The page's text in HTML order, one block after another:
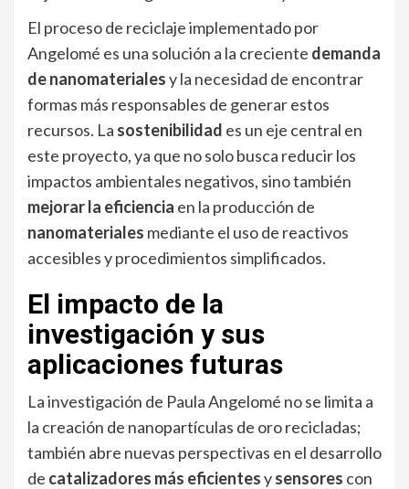
El proceso de reciclaje implementado por
Angelomé es una solución a la creciente demanda
de nanomaterialesy la necesidad de encontrar
formas más responsables de generar estos
recursos. La sostenibilidad es un eje central en
este proyecto, ya que no solo busca reducir los
impactos ambientales negativos, sino también
mejorar la eficiencia en la producción de
nanomateriales mediante el uso de reactivos
accesibles y procedimientos simplificados.
El impacto de la
investigación y sus
aplicaciones futuras
La investigación de Paula Angelomé no se limita a
la creación de nanopartículas de oro recicladas;
también abre nuevas perspectivas en el desarrollo
de catalizadores más eficientesysensores con